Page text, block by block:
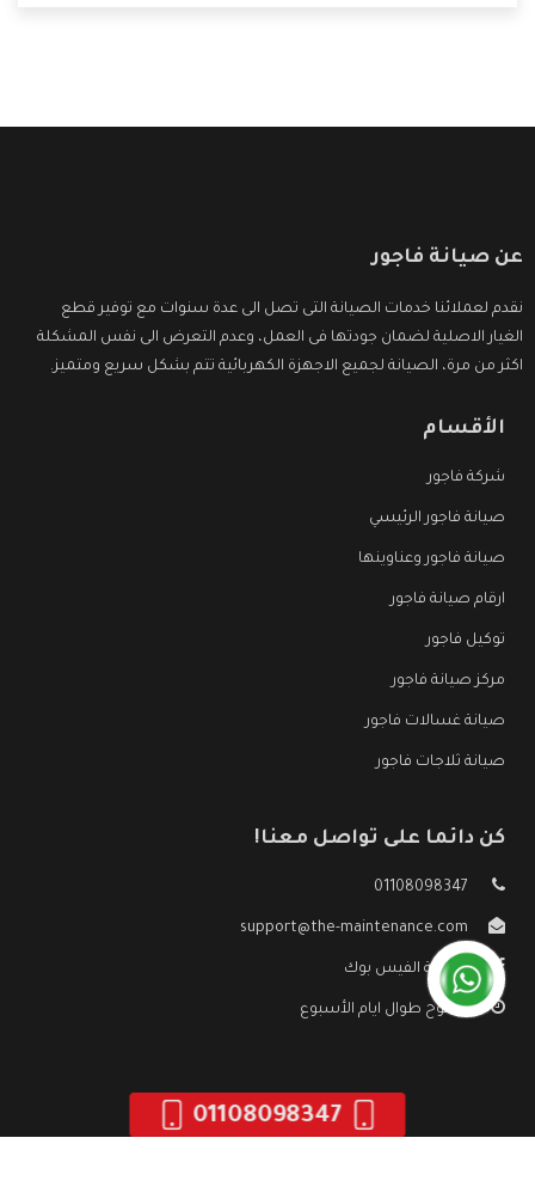
عن صيانة فاجور
نقدم لعملائنا خدمات الصيانة التى تصل الى عدة سنوات مع توفير قطع
الغيار الاصلية لضمان جودتها فى العمل، وعدم التعرض الى نفس المشكلة
اكثر من مرة، الصيانة لجميع الاجهزة الكهربائية تتم بشكل سريع ومتميز.
الأقسام
شركة فاجور
صيانة فاجور الرئيسي
صيانة فاجور وعناوينها
ارقام صيانة فاجور
توكيل فاجور
مركز صيانة فاجور
صيانة غسالات فاجور
صيانة ثلاجات فاجور
كن دائما على تواصل معنا!
01108098347
support@the-maintenance.com
صفحة الفيس بوك
مفتوح طوال ايام الأسبوع
01108098347